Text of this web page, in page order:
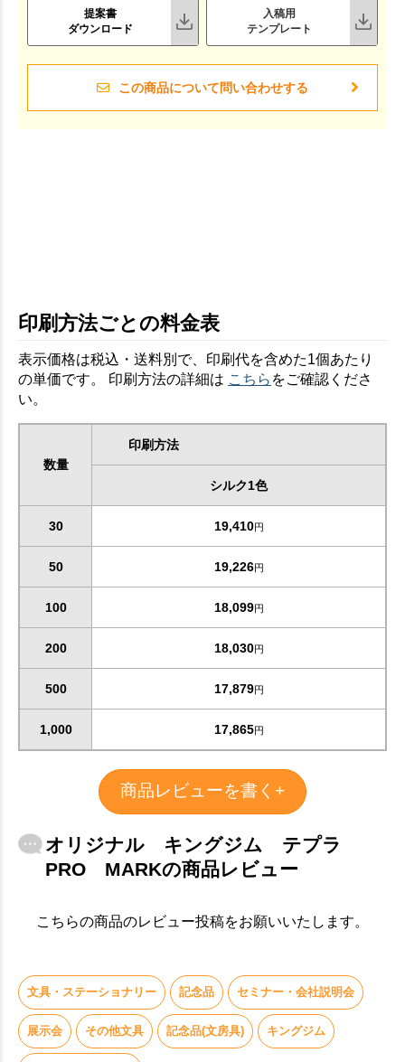
提案書
ダウンロード
入稿用
テンプレート
この商品について問い合わせする
お買い物を続ける カートへ進む
印刷方法ごとの料金表
表示価格は税込・送料別で、印刷代を含めた1個あたり
の単価です。 印刷方法の詳細は こちら をご確認くださ
い。
数量
印刷方法
シルク1色
30 19,410円
50 19,226円
100 18,099円
200 18,030円
500 17,879円
1,000 17,865円
商品レビューを書く+
オリジナル キングジム テプラ
PRO MARKの商品レビュー
こちらの商品のレビュー投稿をお願いいたします。
文具・ステーショナリー 記念品 セミナー・会社説明会
展示会 その他文具 記念品(文房具) キングジム